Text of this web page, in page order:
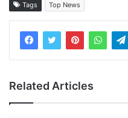
Tags Top News
Related Articles